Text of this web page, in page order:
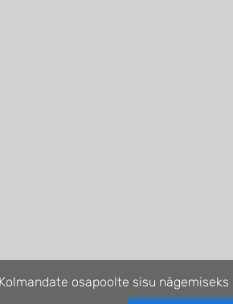
Kolmandate osapoolte sisu